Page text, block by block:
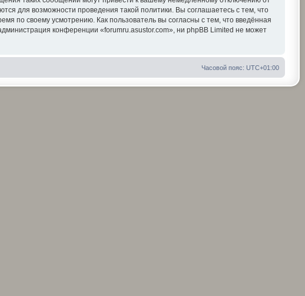
для возможности проведения такой политики. Вы соглашаетесь с тем, что
по своему усмотрению. Как пользователь вы согласны с тем, что введённая
конференции «forumru.asustor.com», ни phpBB Limited не может
Часовой пояс: UTC+01:00